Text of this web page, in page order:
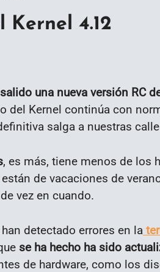
4.12
una nueva versión RC
del Kernel continúa con
salga a nuestras
, es más, tiene menos de los
de vacaciones de
vez en cuando.
detectado errores en la
se ha hecho ha sido
de hardware, como los